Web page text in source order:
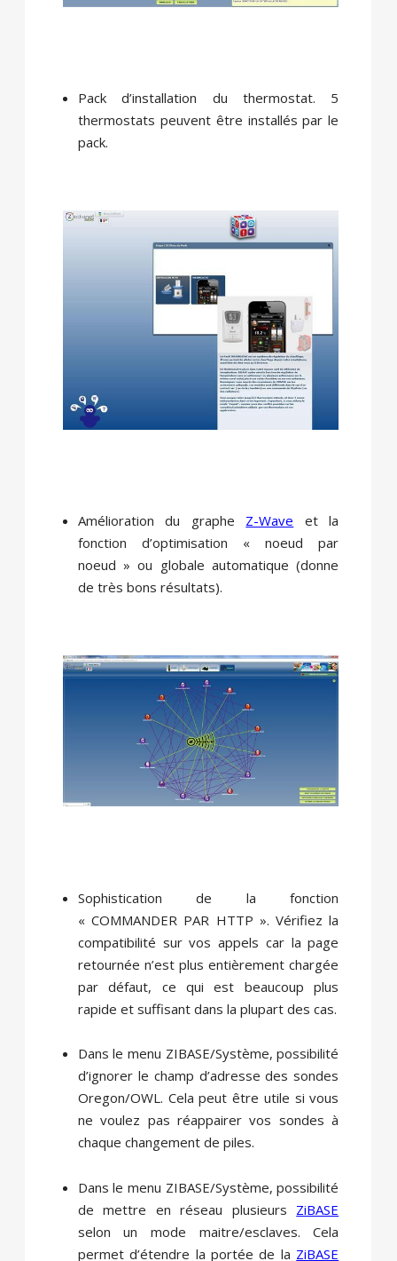
Pack d’installation du thermostat. 5
thermostats peuvent être installés par le
pack.
Amélioration du graphe Z-Wave et la
fonction d’optimisation « noeud par
noeud » ou globale automatique (donne
de très bons résultats).
Sophistication de la fonction
« COMMANDER PAR HTTP ». Vérifiez la
compatibilité sur vos appels car la page
retournée n’est plus entièrement chargée
par défaut, ce qui est beaucoup plus
rapide et suffisant dans la plupart des cas.
Dans le menu ZIBASE/Système, possibilité
d’ignorer le champ d’adresse des sondes
Oregon/OWL. Cela peut être utile si vous
ne voulez pas réappairer vos sondes à
chaque changement de piles.
Dans le menu ZIBASE/Système, possibilité
de mettre en réseau plusieurs ZiBASE
selon un mode maitre/esclaves. Cela
permet d’étendre la portée de la ZiBASE